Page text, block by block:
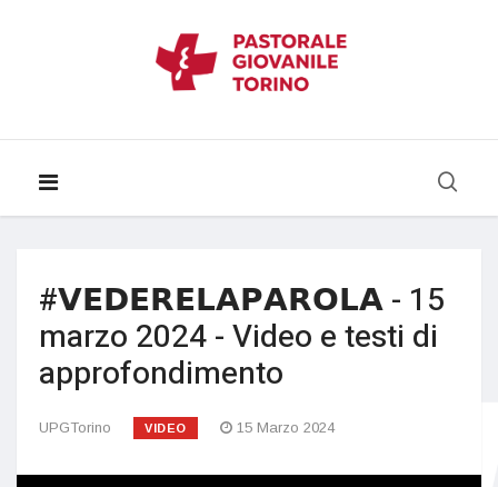
#𝗩𝗘𝗗𝗘𝗥𝗘𝗟𝗔𝗣𝗔𝗥𝗢𝗟𝗔 - 15
marzo 2024 - Video e testi di
approfondimento
UPGTorino VIDEO 15 Marzo 2024